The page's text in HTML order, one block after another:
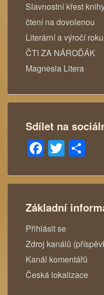
Slavnostní křest
čtení na dovolenou
Literární a výročí
ČTI ZA NÁROĎÁK
Magnesia Litera
Sdílet na
Facebook
Twitter
Základní
Přihlásit se
Zdroj kanálů
Kanál komentářů
Česká lokalizace